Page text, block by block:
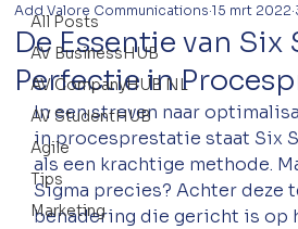
All Posts
AV BusinessHUB
AV CompanyHUB NL
AV StudentHUB
Agile
Tips
Marketing
De Essentie van Six
Perfectie in
Add Valore Communications 15 mrt 2022
In een streven naar
in procesprestatie staat Six
als een krachtige methode.
Sigma precies? Achter deze
benadering die gericht is op